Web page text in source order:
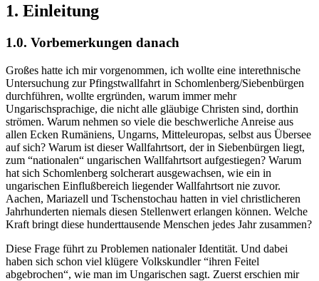
1. Einleitung
1.0. Vorbemerkungen danach
Großes hatte ich mir vorgenommen, ich wollte eine interethnische
Untersuchung zur Pfingstwallfahrt in Schomlenberg/Siebenbürgen
durchführen, wollte ergründen, warum immer mehr
Ungarischsprachige, die nicht alle gläubige Christen sind, dorthin
strömen. Warum nehmen so viele die beschwerliche Anreise aus
allen Ecken Rumäniens, Ungarns, Mitteleuropas, selbst aus Übersee
auf sich? Warum ist dieser Wallfahrtsort, der in Siebenbürgen liegt,
zum “nationalen“ ungarischen Wallfahrtsort aufgestiegen? Warum
hat sich Schomlenberg solcherart ausgewachsen, wie ein in
ungarischen Einflußbereich liegender Wallfahrtsort nie zuvor.
Aachen, Mariazell und Tschenstochau hatten in viel christlicheren
Jahrhunderten niemals diesen Stellenwert erlangen können. Welche
Kraft bringt diese hunderttausende Menschen jedes Jahr zusammen?
Diese Frage führt zu Problemen nationaler Identität. Und dabei
haben sich schon viel klügere Volkskundler “ihren Feitel
abgebrochen“, wie man im Ungarischen sagt. Zuerst erschien mir